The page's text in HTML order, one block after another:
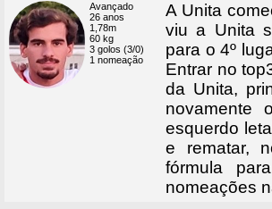
Avançado
26 anos
1,78m
60 kg
3 golos (3/0)
1 nomeação
A Unita
viu a Unita
para o 4º
Entrar no
da Unita,
novamente
esquerdo
e rematar,
fórmula
nomeações